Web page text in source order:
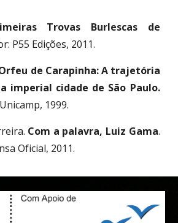
Trovas Burlescas de
P55 Edições, 2011.
de Carapinha: A trajetória
imperial cidade de São Paulo.
1999.
Com a palavra, Luiz Gama.
Oficial, 2011.